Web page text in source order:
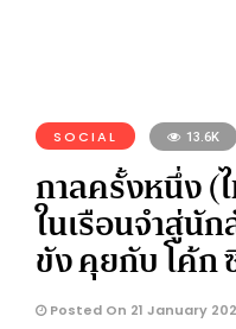
SOCIAL 13.6K
กาลครั้งหนึ่ง (
ในเรือนจำสู่
ขัง คุยกับ โค้ก
Posted On 21 January